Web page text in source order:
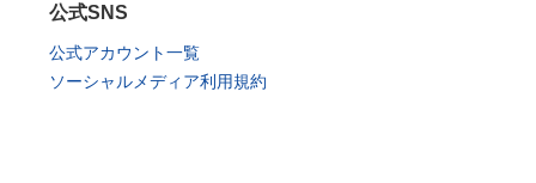
公式SNS
公式アカウント一覧
ソーシャルメディア利用規約